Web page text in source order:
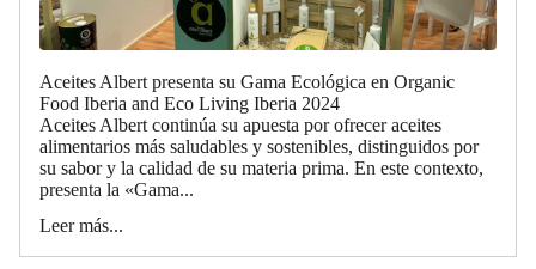
Aceites Albert presenta su Gama Ecológica en Organic
Food Iberia and Eco Living Iberia 2024
Aceites Albert continúa su apuesta por ofrecer aceites
alimentarios más saludables y sostenibles, distinguidos por
su sabor y la calidad de su materia prima. En este contexto,
presenta la «Gama...
Leer más...